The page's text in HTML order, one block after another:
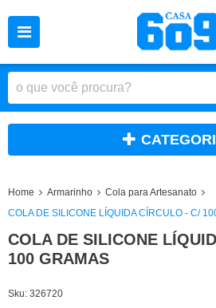
Home Armarinho
Cola para Artesanato
COLA DE SILICONE LÍQUIDA CÍRCULO - C/
COLA DE SILICONE
100 GRAMAS
Sku: 326720